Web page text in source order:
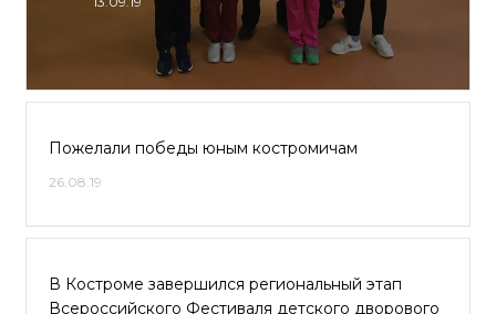
Пожелали победы юным костромичам
26.08.19
В Костроме завершился региональный этап
Всероссийского Фестиваля детского дворового